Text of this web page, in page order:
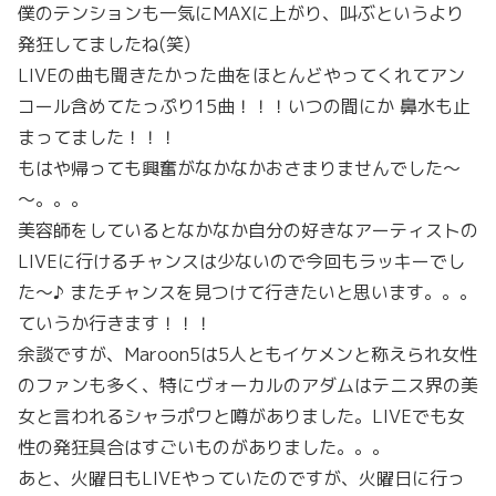
僕のテンションも一気にMAXに上がり、叫ぶというより
発狂してましたね(笑)
LIVEの曲も聞きたかった曲をほとんどやってくれてアン
コール含めてたっぷり15曲！！！いつの間にか 鼻水も止
まってました！！！
もはや帰っても興奮がなかなかおさまりませんでした～
～。。。
美容師をしているとなかなか自分の好きなアーティストの
LIVEに行けるチャンスは少ないので今回もラッキーでし
た～♪ またチャンスを見つけて行きたいと思います。。。
ていうか行きます！！！
余談ですが、Maroon5は5人ともイケメンと称えられ女性
のファンも多く、特にヴォーカルのアダムはテニス界の美
女と言われるシャラポワと噂がありました。LIVEでも女
性の発狂具合はすごいものがありました。。。
あと、火曜日もLIVEやっていたのですが、火曜日に行っ